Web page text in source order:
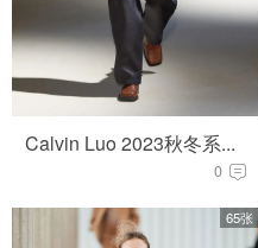
Calvin Luo 2023秋冬系...
0
65张